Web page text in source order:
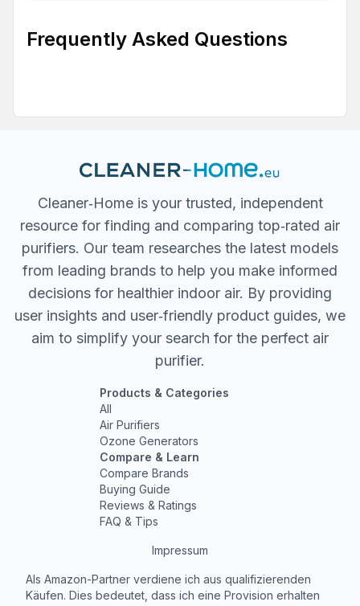
Frequently Asked Questions
Cleaner‐Home is your trusted, independent
resource for finding and comparing top‐rated air
purifiers. Our team researches the latest models
from leading brands to help you make informed
decisions for healthier indoor air. By providing
user insights and user‐friendly product guides, we
aim to simplify your search for the perfect air
purifier.
Products & Categories
All
Air Purifiers
Ozone Generators
Compare & Learn
Compare Brands
Buying Guide
Reviews & Ratings
FAQ & Tips
Impressum
Als Amazon-Partner verdiene ich aus qualifizierenden
Käufen. Dies bedeutet, dass ich eine Provision erhalten